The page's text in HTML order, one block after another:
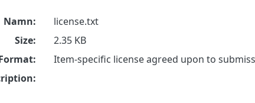
Namn:
license.txt
Size:
2.35 KB
Item-specific license agreed upon to